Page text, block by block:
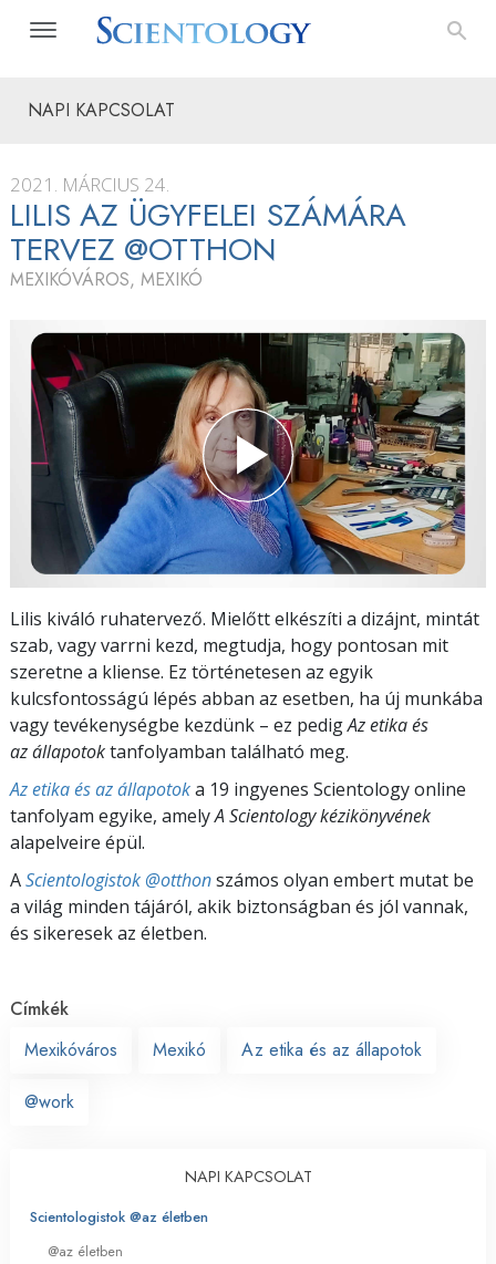
NAPI KAPCSOLAT
2021. MÁRCIUS 24.
LILIS AZ ÜGYFELEI SZÁMÁRA
TERVEZ @OTTHON
MEXIKÓVÁROS, MEXIKÓ
Lilis kiváló ruhatervező. Mielőtt elkészíti a dizájnt, mintát
szab, vagy varrni kezd, megtudja, hogy pontosan mit
szeretne a kliense. Ez történetesen az egyik
kulcsfontosságú lépés abban az esetben, ha új munkába
vagy tevékenységbe kezdünk – ez pedigAz etika és
az állapotoktanfolyamban található meg.
Az etika és az állapotoka 19 ingyenes Scientology online
tanfolyam egyike, amelyA Scientology kézikönyvének
alapelveire épül.
AScientologistok @otthonszámos olyan embert mutat be
a világ minden tájáról, akik biztonságban és jól vannak,
és sikeresek az életben.
Címkék
Mexikóváros
Mexikó Az etika és az állapotok
@work
NAPI KAPCSOLAT
Scientologistok @az életben
@az életben